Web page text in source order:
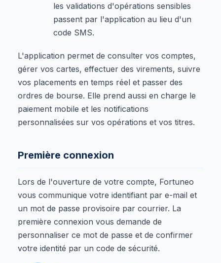
les validations d'opérations sensibles
passent par l'application au lieu d'un
code SMS.
L'application permet de consulter vos comptes,
gérer vos cartes, effectuer des virements, suivre
vos placements en temps réel et passer des
ordres de bourse. Elle prend aussi en charge le
paiement mobile et les notifications
personnalisées sur vos opérations et vos titres.
Première connexion
Lors de l'ouverture de votre compte, Fortuneo
vous communique votre identifiant par e-mail et
un mot de passe provisoire par courrier. La
première connexion vous demande de
personnaliser ce mot de passe et de confirmer
votre identité par un code de sécurité.